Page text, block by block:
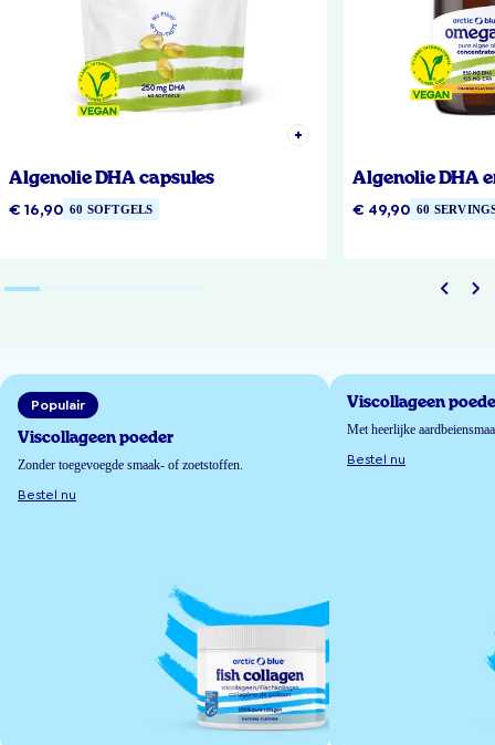
Algenolie DHA capsules
€ 16,90 60 SOFTGELS
Algenolie DHA
€ 49,90 60
Populair
Viscollageen poeder
Zonder toegevoegde smaak- of zoetstoffen.
Bestel nu
Viscollageen
Met heerlijke
Bestel nu